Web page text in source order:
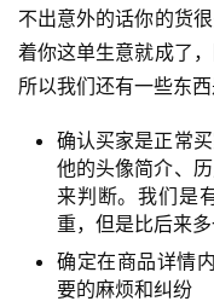
避
坑
指
南
科
不出意外的话你的货
着你这单生意就成了
所以我们还有一些东
确认买家是正常
他的头像简介、
来判断。我们是
重，但是比后来多
确定在商品详情
要的麻烦和纠纷